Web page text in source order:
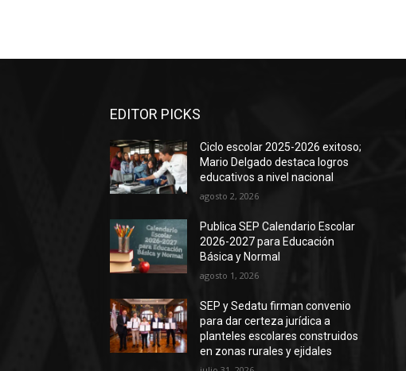
EDITOR PICKS
Ciclo escolar 2025-2026 exitoso;
Mario Delgado destaca logros
educativos a nivel nacional
agosto 2, 2026
Publica SEP Calendario Escolar
2026-2027 para Educación
Básica y Normal
agosto 1, 2026
SEP y Sedatu firman convenio
para dar certeza jurídica a
planteles escolares construidos
en zonas rurales y ejidales